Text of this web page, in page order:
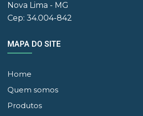
Nova Lima - MG
Cep: 34.004-842
MAPA DO SITE
Home
Quem somos
Produtos